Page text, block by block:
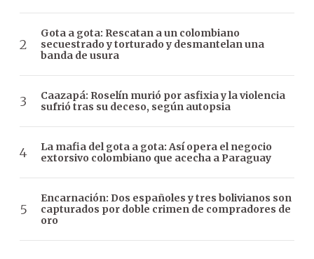
Gota a gota: Rescatan a un colombiano
secuestrado y torturado y desmantelan una
banda de usura
Caazapá: Roselín murió por asfixia y la violencia
sufrió tras su deceso, según autopsia
La mafia del gota a gota: Así opera el negocio
extorsivo colombiano que acecha a Paraguay
Encarnación: Dos españoles y tres bolivianos son
capturados por doble crimen de compradores de
oro